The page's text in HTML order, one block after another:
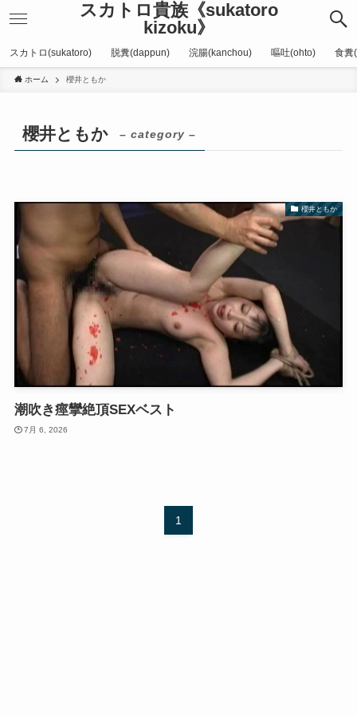
スカトロ貴族《sukatoro
kizoku》
スカトロ(sukatoro) 脱糞(dappun) 浣腸(kanchou) 嘔吐(ohto) 食糞
ホーム 櫻井ともか
櫻井ともか – category –
櫻井ともか
潮吹き痙攣絶頂SEXベスト
7月 6, 2026
1